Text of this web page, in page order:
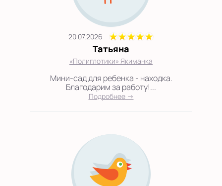
20.07.2026
Татьяна
«Полиглотики» Якиманка
Мини-сад для ребенка - находка.
Благодарим за работу!...
Подробнее →